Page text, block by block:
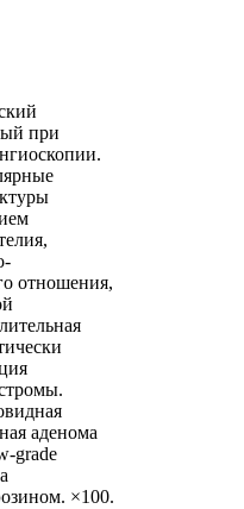
при
отношения,
аденома
grade
×100.